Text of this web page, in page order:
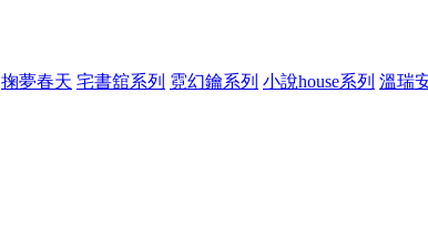
掬夢春天 宅書舘系列 霓幻鑰系列 小說house系列 溫瑞